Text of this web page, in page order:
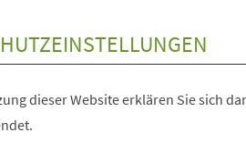
dieser Website erklären Sie sich